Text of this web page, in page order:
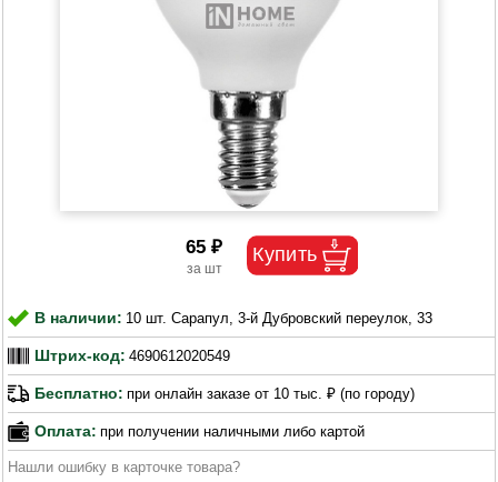
65 ₽
В наличии: 10 шт. Сарапул, 3-й Дубровский переулок, 33
Штрих-код: 4690612020549
Бесплатно: при онлайн заказе от 10 тыс. ₽ (по городу)
Оплата: при получении наличными либо картой
Нашли ошибку в карточке товара?